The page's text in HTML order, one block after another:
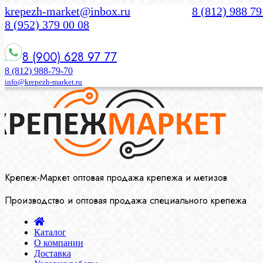
krepezh-market@inbox.ru
8 (812) 988
8 (952) 379 00 08
8 (900) 628 97 77
8 (812) 988-79-70
info@krepezh-market.ru
Крепеж-Маркет оптовая продажа крепежа и метизов
Производство и оптовая продажа специального крепежа
Каталог
О компании
Доставка